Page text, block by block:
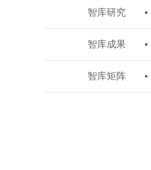
智库研究
智库成果
智库矩阵